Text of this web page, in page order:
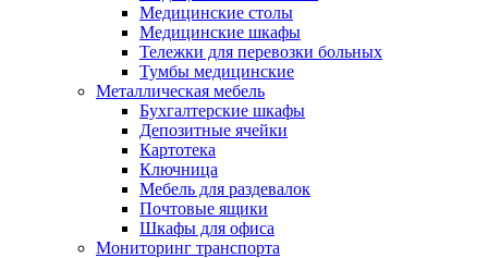
Медицинские столы
Медицинские шкафы
Тележки для перевозки больных
Тумбы медицинские
Металлическая мебель
Бухгалтерские шкафы
Депозитные ячейки
Картотека
Ключница
Мебель для раздевалок
Почтовые ящики
Шкафы для офиса
Мониторинг транспорта